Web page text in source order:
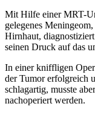
Mit Hilfe einer MRT-
gelegenes
Hirnhaut,
seinen Druck auf das
In einer kniffligen
der Tumor erfolgreich
schlagartig, musste
nachoperiert werden.